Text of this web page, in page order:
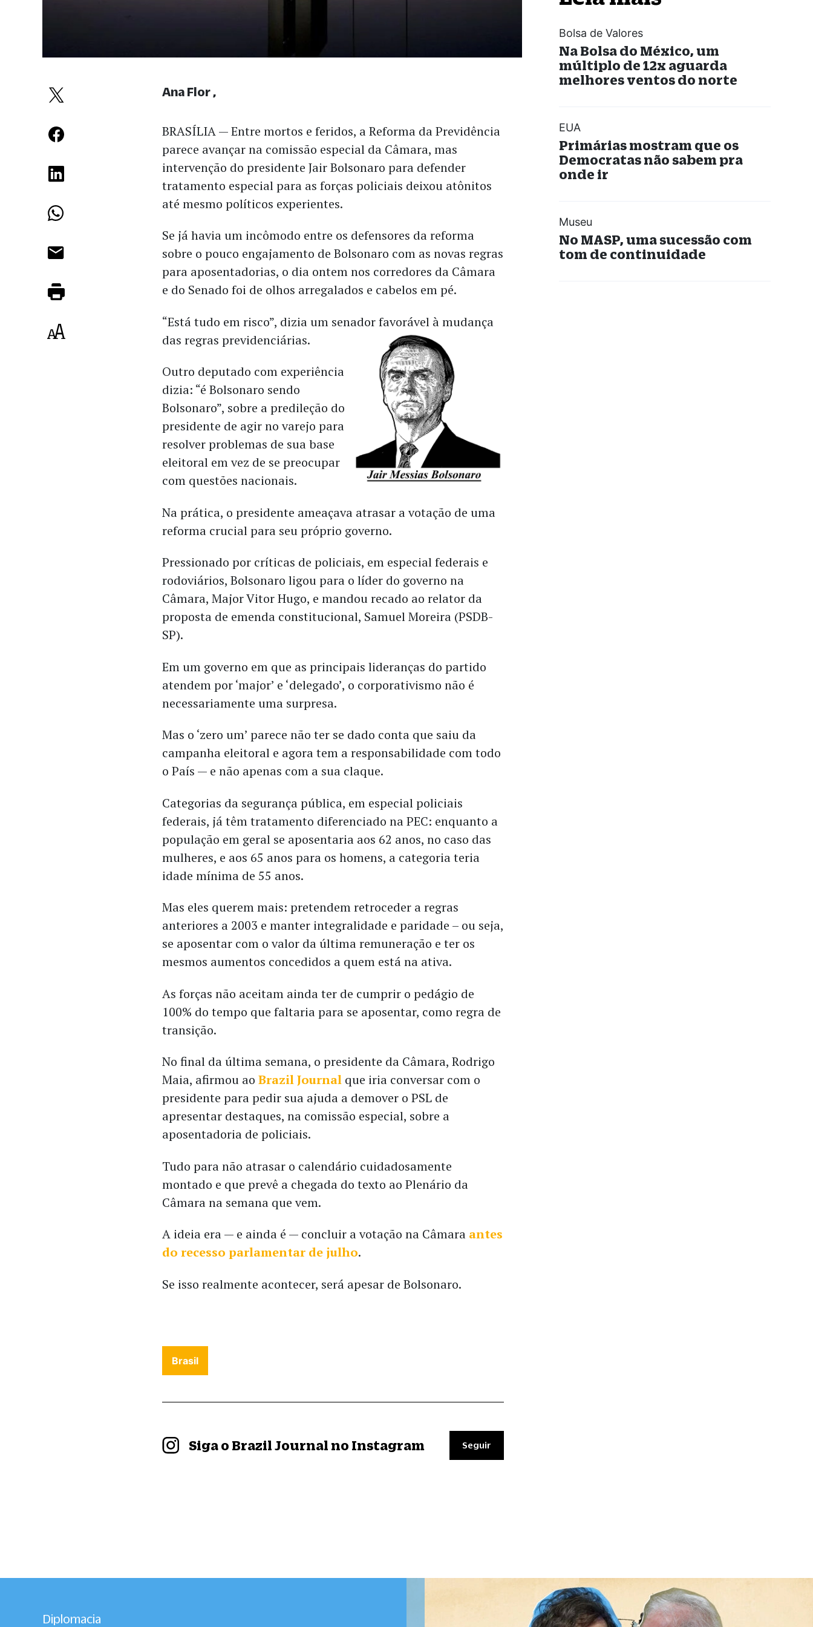
BRASÍLIA — Entre mortos e feridos, a Reforma da Previdência
parece avançar na comissão especial da Câmara, mas
intervenção do presidente Jair Bolsonaro para defender
tratamento especial para as forças policiais deixou atônitos
até mesmo políticos experientes.
Se já havia um incômodo entre os defensores da reforma
sobre o pouco engajamento de Bolsonaro com as novas regras
para aposentadorias, o dia ontem nos corredores da Câmara
e do Senado foi de olhos arregalados e cabelos em pé.
“Está tudo em risco”, dizia um senador favorável à mudança
das regras previdenciárias.
Outro deputado com experiência
dizia: “é Bolsonaro sendo
Bolsonaro”, sobre a predileção do
presidente de agir no varejo para
resolver problemas de sua base
eleitoral em vez de se preocupar
com questões nacionais.
Na prática, o presidente ameaçava atrasar a votação de uma
reforma crucial para seu próprio governo.
Pressionado por críticas de policiais, em especial federais e
rodoviários, Bolsonaro ligou para o líder do governo na
Câmara, Major Vitor Hugo, e mandou recado ao relator da
proposta de emenda constitucional, Samuel Moreira (PSDB-
SP).
Em um governo em que as principais lideranças do partido
atendem por ‘major’ e ‘delegado’, o corporativismo não é
necessariamente uma surpresa.
Mas o ‘zero um’ parece não ter se dado conta que saiu da
campanha eleitoral e agora tem a responsabilidade com todo
o País — e não apenas com a sua claque.
Categorias da segurança pública, em especial policiais
federais, já têm tratamento diferenciado na PEC: enquanto a
população em geral se aposentaria aos 62 anos, no caso das
mulheres, e aos 65 anos para os homens, a categoria teria
idade mínima de 55 anos.
Mas eles querem mais: pretendem retroceder a regras
anteriores a 2003 e manter integralidade e paridade – ou seja,
se aposentar com o valor da última remuneração e ter os
mesmos aumentos concedidos a quem está na ativa.
As forças não aceitam ainda ter de cumprir o pedágio de
100% do tempo que faltaria para se aposentar, como regra de
transição.
No final da última semana, o presidente da Câmara, Rodrigo
Maia, afirmou aoBrazil Journal que iria conversar com o
presidente para pedir sua ajuda a demover o PSL de
apresentar destaques, na comissão especial, sobre a
aposentadoria de policiais.
Tudo para não atrasar o calendário cuidadosamente
montado e que prevê a chegada do texto ao Plenário da
Câmara na semana que vem.
A ideia era — e ainda é — concluir a votação na Câmara antes
do recesso parlamentar de julho.
Se isso realmente acontecer, será apesar de Bolsonaro.
Ana Flor
Brasil
Siga o Brazil Journal no Instagram Seguir
Bolsa de Valores
Na Bolsa do México, um
múltiplo de 12x aguarda
melhores ventos do norte
EUA
Primárias mostram que os
Democratas não sabem pra
onde ir
Museu
No MASP, uma sucessão com
tom de continuidade
Diplomacia